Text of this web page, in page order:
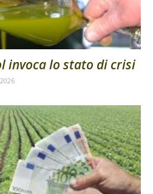
invoca lo stato di crisi